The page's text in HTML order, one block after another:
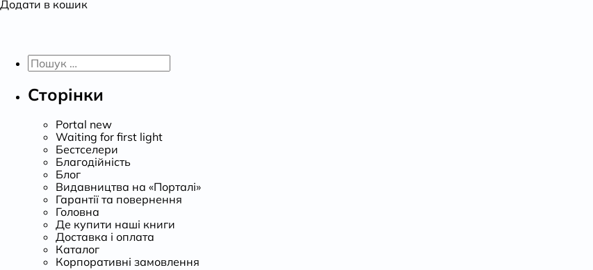
Додати в кошик
Пошук:
Сторінки
Portal new
Waiting for first light
Бестселери
Благодійність
Блог
Видавництва на «Порталі»
Гарантії та повернення
Головна
Де купити наші книги
Доставка і оплата
Каталог
Корпоративні замовлення